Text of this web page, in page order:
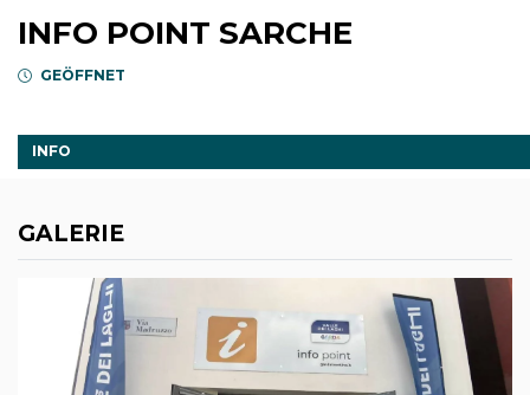
INFO POINT SARCHE
GEÖFFNET
INFO
GALERIE